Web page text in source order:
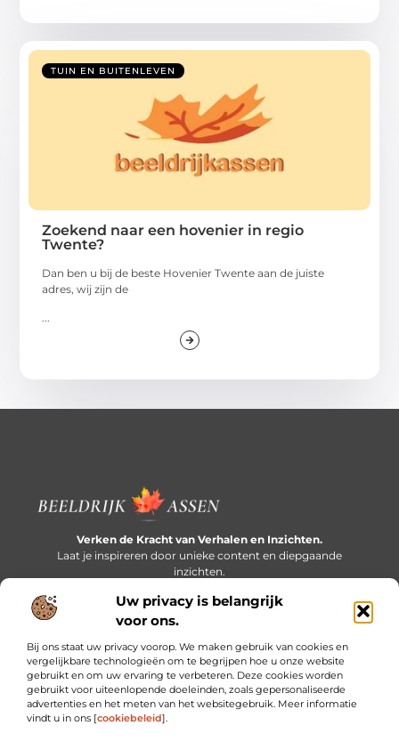
Uw privacy is belangrijk
voor ons.
Bij ons staat uw privacy voorop. We maken gebruik van cookies en
vergelijkbare technologieën om te begrijpen hoe u onze website
gebruikt en om uw ervaring te verbeteren. Deze cookies worden
gebruikt voor uiteenlopende doeleinden, zoals gepersonaliseerde
advertenties en het meten van het websitegebruik. Meer informatie
vindt u in ons [cookiebeleid].
TUIN EN BUITENLEVEN
Zoekend naar een hovenier in regio
Twente?
Dan ben u bij de beste Hovenier Twente aan de juiste
adres, wij zijn de
...
Verken de Kracht van Verhalen en Inzichten.
Laat je inspireren door unieke content en diepgaande
inzichten.
Bericht categorie
Onze informatie